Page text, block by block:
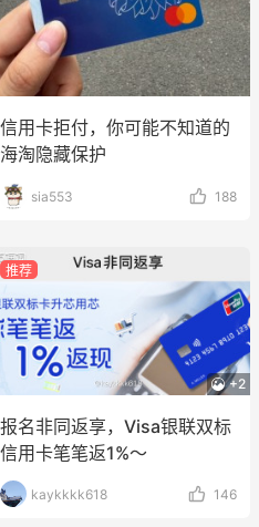
信用卡拒付，你可能不知道的
海淘隐藏保护
sia553 188
推荐
+2
报名非同返享，Visa银联双标
信用卡笔笔返1%～
kaykkkk618 146